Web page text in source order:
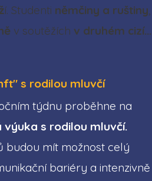
í. Studenti němčiny a ruštiny,
v soutěžích v druhém cizí...
s rodilou mluvčí
týdnu proběhne na
s rodilou mluvčí.
budou mít možnost celý
bariéry a intenzivně